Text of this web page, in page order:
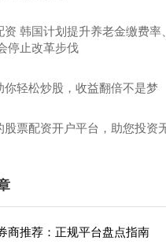
资 韩国计划提升养老金缴费
停止改革步伐
你轻松炒股，收益翻倍不是梦
股票配资开户平台，助您投资
商推荐：正规平台盘点指南